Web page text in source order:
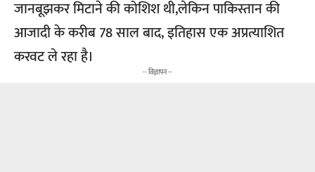
जानबूझकर मिटाने की कोशिश थी,लेकिन पाकिस्तान की
आजादी के करीब 78 साल बाद, इतिहास एक अप्रत्याशित
करवट ले रहा है।
-- विज्ञापन --